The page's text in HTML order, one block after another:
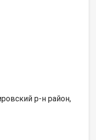
р-н район,